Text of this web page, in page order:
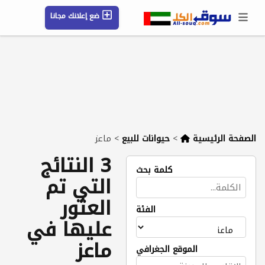
ضع إعلانك مجانا
حسابي / تسجيل
الصفحة الرئيسية > حيوانات للبيع> ماعز
كلمة بحث
الفئة
الموقع الجغرافي
3 النتائج
التي تم
العثور
عليها في
ماعز